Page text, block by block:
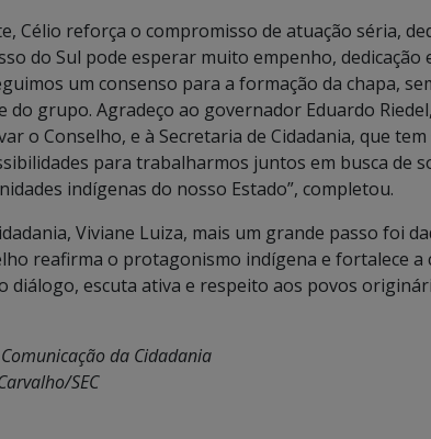
Célio reforça o compromisso de atuação séria,
do Sul pode esperar muito empenho, dedicação
um consenso para a formação da chapa,
do grupo. Agradeço ao governador Eduardo
o Conselho, e à Secretaria de Cidadania, que
para trabalharmos juntos em busca de
indígenas do nosso Estado”, completou.
Viviane Luiza, mais um grande passo foi
reafirma o protagonismo indígena e fortalece a
diálogo, escuta ativa e respeito aos povos
da Cidadania
SEC